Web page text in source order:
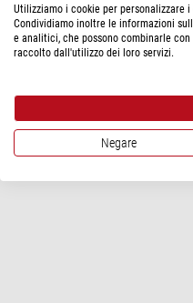
Utilizziamo i cookie per personalizzare
Condividiamo inoltre le informazioni
e analitici, che possono combinarle
raccolto dall'utilizzo dei loro servizi.
Negare